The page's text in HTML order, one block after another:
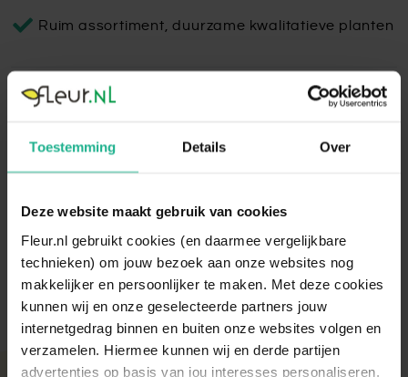
Toestemming Details Over
Deze website maakt gebruik van cookies
Fleur.nl gebruikt cookies (en daarmee vergelijkbare
technieken) om jouw bezoek aan onze websites nog
makkelijker en persoonlijker te maken. Met deze cookies
kunnen wij en onze geselecteerde partners jouw
internetgedrag binnen en buiten onze websites volgen en
verzamelen. Hiermee kunnen wij en derde partijen
advertenties op basis van jou interesses personaliseren.
Ruim assortiment, duurzame kwalitatieve planten
Eettafel Cassola 240x95
teak hout met een zwart metalen onderstel. Met afmetingen
van 240x95x77 cm biedt ze een stijlvolle en robuuste basis
Lees volledige omschrijving